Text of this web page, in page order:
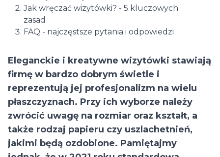
Jak wręczać wizytówki? - 5 kluczowych
zasad
FAQ - najczęstsze pytania i odpowiedzi
Eleganckie i kreatywne wizytówki stawiają
firmę w bardzo dobrym świetle i
reprezentują jej profesjonalizm na wielu
płaszczyznach. Przy ich wyborze należy
zwrócić uwagę na rozmiar oraz kształt, a
także rodzaj papieru czy uszlachetnień,
jakimi będą ozdobione. Pamiętajmy